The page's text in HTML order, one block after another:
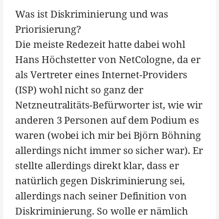
Was ist Diskriminierung und was
Priorisierung?
Die meiste Redezeit hatte dabei wohl
Hans Höchstetter von NetCologne, da er
als Vertreter eines Internet-Providers
(ISP) wohl nicht so ganz der
Netzneutralitäts-Befürworter ist, wie wir
anderen 3 Personen auf dem Podium es
waren (wobei ich mir bei Björn Böhning
allerdings nicht immer so sicher war). Er
stellte allerdings direkt klar, dass er
natürlich gegen Diskriminierung sei,
allerdings nach seiner Definition von
Diskriminierung. So wolle er nämlich